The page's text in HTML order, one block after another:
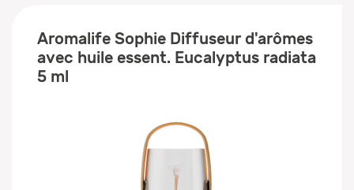
Aromalife Sophie Diffuseur d'arômes
avec huile essent. Eucalyptus radiata
5 ml